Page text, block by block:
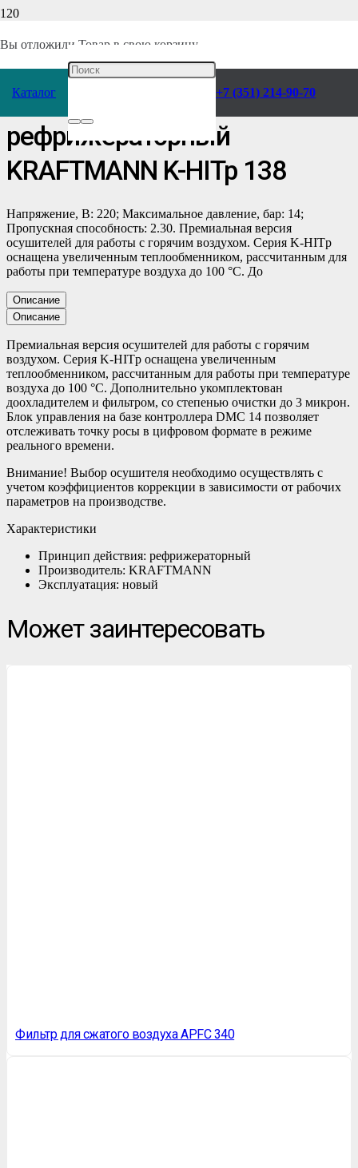
Вы отложили Товар в свою корзину.
Каталог +7 (351) 214-90-70
Главная/Каталог/Компрессоры/Воздухоподготовка
Осушитель воздуха
рефрижераторный
KRAFTMANN K-HITp 138
Напряжение, В: 220; Максимальное давление, бар: 14;
Пропускная способность: 2.30. Премиальная версия
осушителей для работы с горячим воздухом. Серия K-HITр
оснащена увеличенным теплообменником, рассчитанным для
работы при температуре воздуха до 100 °C. До
Описание
Описание
Премиальная версия осушителей для работы с горячим
воздухом. Серия K-HITр оснащена увеличенным
теплообменником, рассчитанным для работы при температуре
воздуха до 100 °C. Дополнительно укомплектован
доохладителем и фильтром, со степенью очистки до 3 микрон.
Блок управления на базе контроллера DMC 14 позволяет
отслеживать точку росы в цифровом формате в режиме
реального времени.
Внимание! Выбор осушителя необходимо осуществлять с
учетом коэффициентов коррекции в зависимости от рабочих
параметров на производстве.
Характеристики
Принцип действия: рефрижераторный
Производитель: KRAFTMANN
Эксплуатация: новый
Может заинтересовать
Фильтр для сжатого воздуха APFC 340